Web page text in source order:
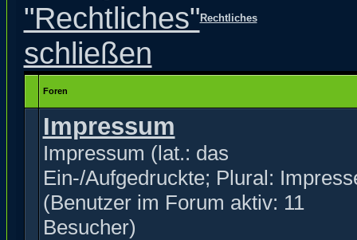
Rechtliches
Foren
Impressum
Impressum (lat.: das
Ein-/Aufgedruckte; Plural:
(Benutzer im Forum aktiv: 11
Besucher)